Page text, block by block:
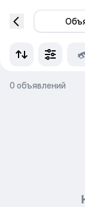
0 объявлений